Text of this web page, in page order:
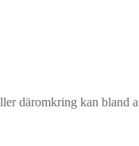
däromkring kan bland